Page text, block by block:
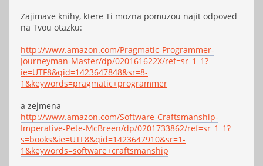
Zajimave knihy, ktere Ti mozna pomuzou najit odpoved
na Tvou otazku:
http://www.amazon.com/Pragmatic-Programmer-
Journeyman-Master/dp/020161622X/ref=sr_1_1?
ie=UTF8&qid=1423647848&sr=8-
1&keywords=pragmatic+programmer
a zejmena
http://www.amazon.com/Software-Craftsmanship-
Imperative-Pete-McBreen/dp/0201733862/ref=sr_1_1?
s=books&ie=UTF8&qid=1423647910&sr=1-
1&keywords=software+craftsmanship